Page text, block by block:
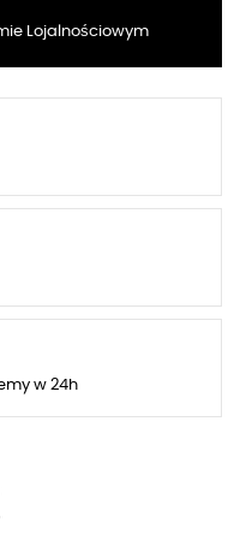
Lojalnościowym
w 24h